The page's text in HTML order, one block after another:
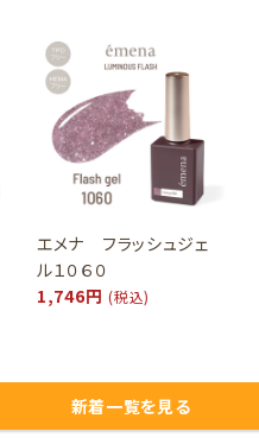
エメナ フラッシュジェ
ル１０６０
1,746円 (税込)
新着一覧を見る